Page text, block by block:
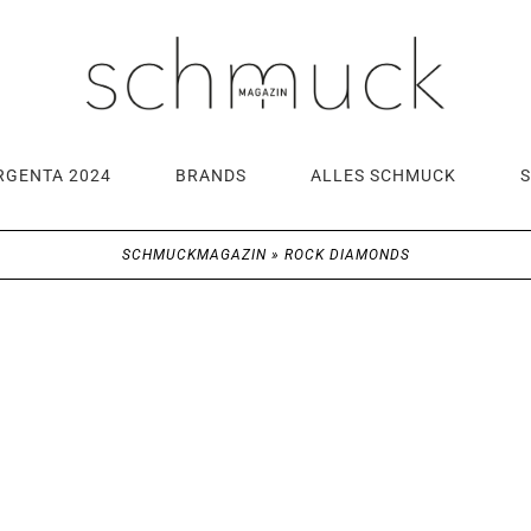
2024 BRANDS ALLES SCHMUCK
SCHMUCKMAGAZIN» ROCK DIAMONDS